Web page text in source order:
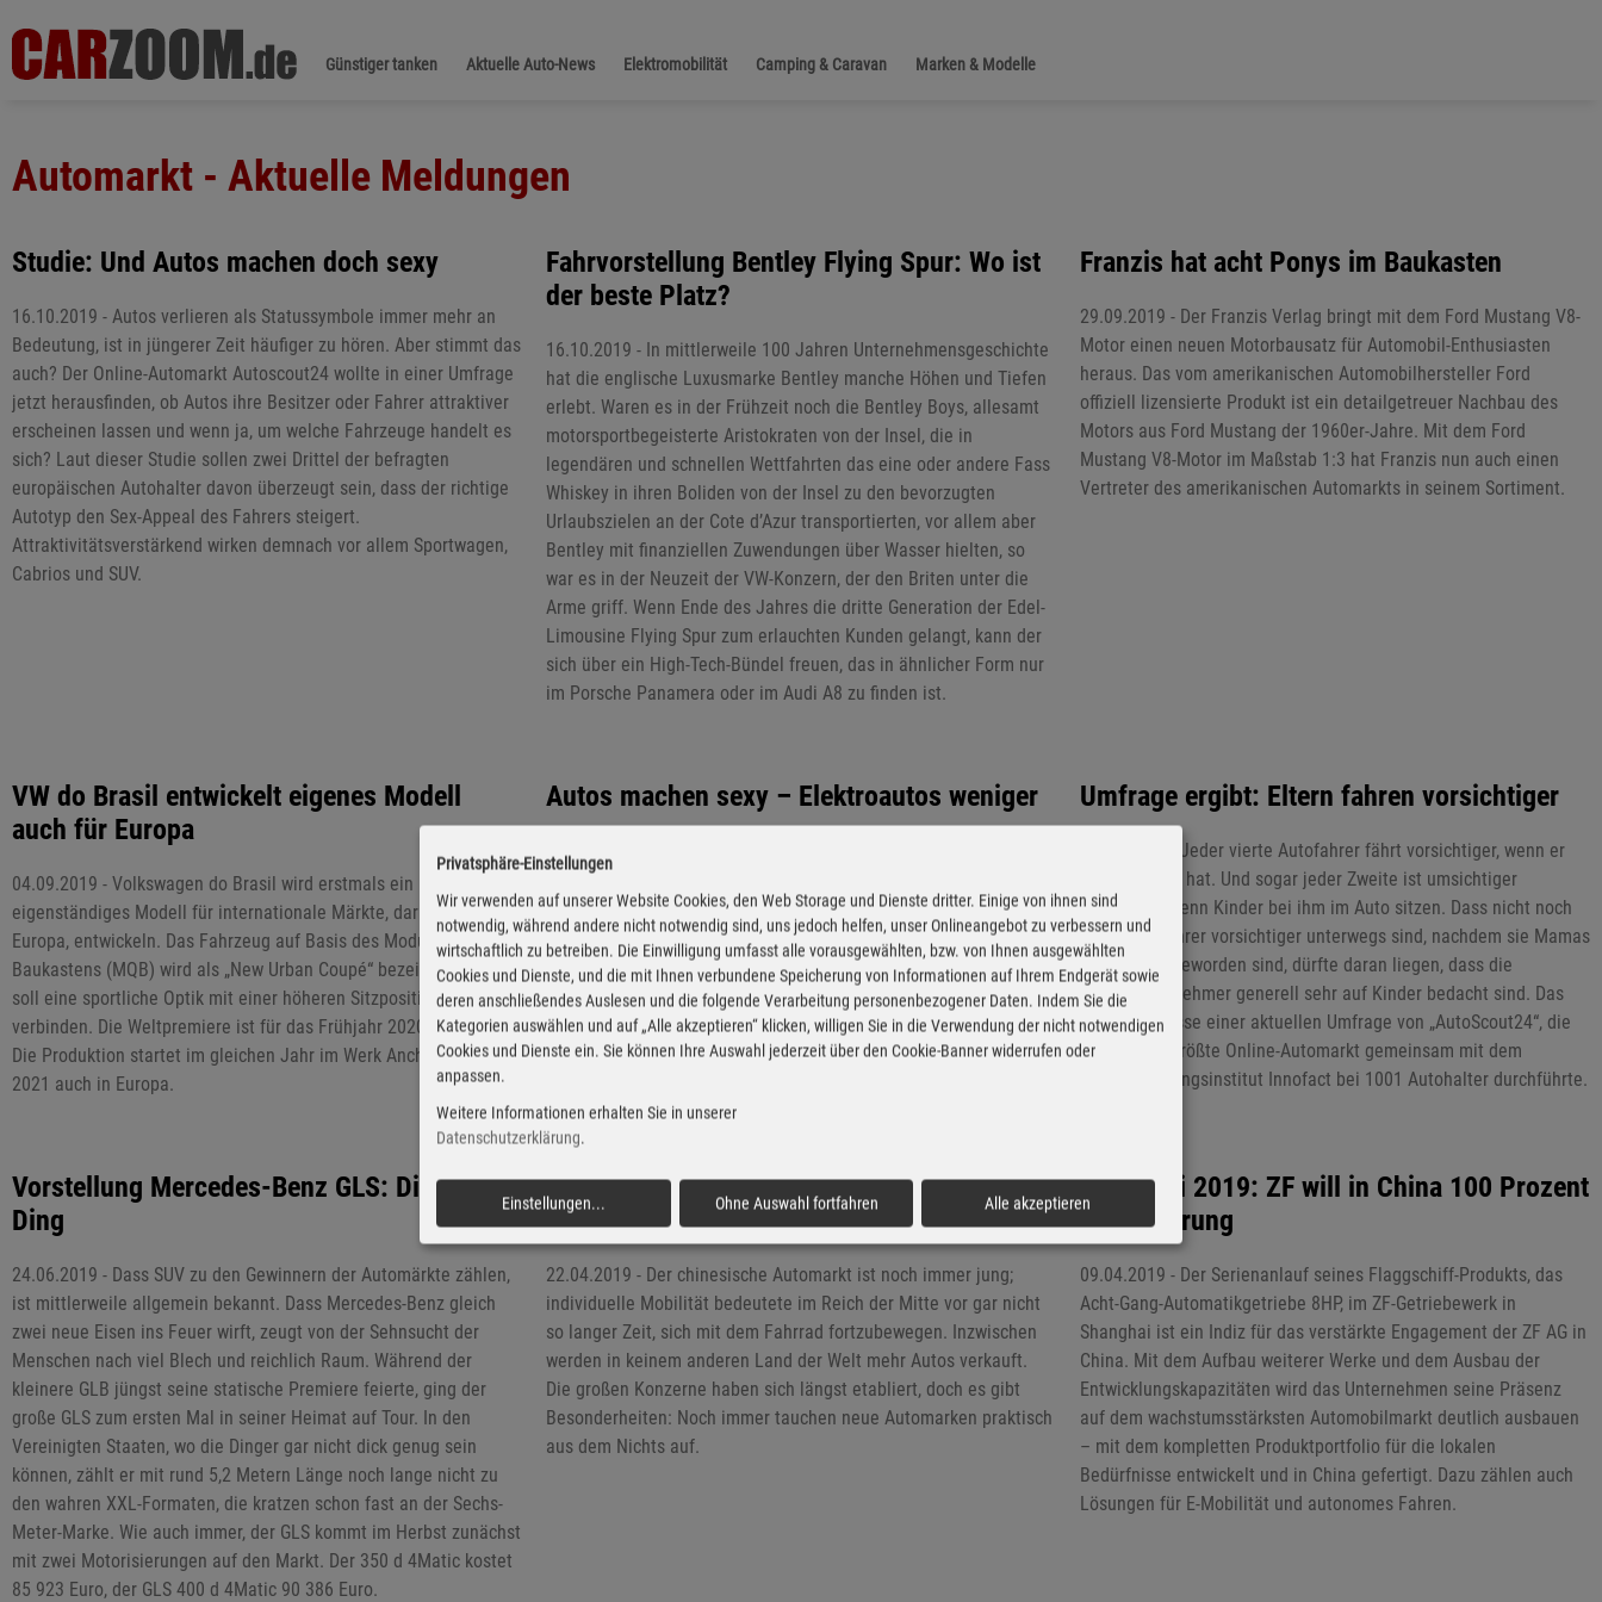
Günstiger tanken Aktuelle Auto-News Elektromobilität Camping & Caravan Marken & Modelle
Automarkt - Aktuelle Meldungen
Studie: Und Autos machen doch sexy
16.10.2019 - Autos verlieren als Statussymbole immer mehr an
Bedeutung, ist in jüngerer Zeit häufiger zu hören. Aber stimmt das
auch? Der Online-Automarkt Autoscout24 wollte in einer Umfrage
jetzt herausfinden, ob Autos ihre Besitzer oder Fahrer attraktiver
erscheinen lassen und wenn ja, um welche Fahrzeuge handelt es
sich? Laut dieser Studie sollen zwei Drittel der befragten
europäischen Autohalter davon überzeugt sein, dass der richtige
Autotyp den Sex-Appeal des Fahrers steigert.
Attraktivitätsverstärkend wirken demnach vor allem Sportwagen,
Cabrios und SUV.
Fahrvorstellung Bentley Flying Spur: Wo ist
der beste Platz?
16.10.2019 - In mittlerweile 100 Jahren Unternehmensgeschichte
hat die englische Luxusmarke Bentley manche Höhen und Tiefen
erlebt. Waren es in der Frühzeit noch die Bentley Boys, allesamt
motorsportbegeisterte Aristokraten von der Insel, die in
legendären und schnellen Wettfahrten das eine oder andere Fass
Whiskey in ihren Boliden von der Insel zu den bevorzugten
Urlaubszielen an der Cote d’Azur transportierten, vor allem aber
Bentley mit finanziellen Zuwendungen über Wasser hielten, so
war es in der Neuzeit der VW-Konzern, der den Briten unter die
Arme griff. Wenn Ende des Jahres die dritte Generation der Edel-
Limousine Flying Spur zum erlauchten Kunden gelangt, kann der
sich über ein High-Tech-Bündel freuen, das in ähnlicher Form nur
im Porsche Panamera oder im Audi A8 zu finden ist.
Franzis hat acht Ponys im Baukasten
29.09.2019 - Der Franzis Verlag bringt mit dem Ford Mustang V8-
Motor einen neuen Motorbausatz für Automobil-Enthusiasten
heraus. Das vom amerikanischen Automobilhersteller Ford
offiziell lizensierte Produkt ist ein detailgetreuer Nachbau des
Motors aus Ford Mustang der 1960er-Jahre. Mit dem Ford
Mustang V8-Motor im Maßstab 1:3 hat Franzis nun auch einen
Vertreter des amerikanischen Automarkts in seinem Sortiment.
VW do Brasil entwickelt eigenes Modell
auch für Europa
04.09.2019 - Volkswagen do Brasil wird erstmals ein
eigenständiges Modell für internationale Märkte, darunter auch
Europa, entwickeln. Das Fahrzeug auf Basis des Modularen Quer-
Baukastens (MQB) wird als „New Urban Coupé“ bezeichnet und
soll eine sportliche Optik mit einer höheren Sitzposition
verbinden. Die Weltpremiere ist für das Frühjahr 2020 geplant.
Die Produktion startet im gleichen Jahr im Werk Anchieta und ab
2021 auch in Europa.
Autos machen sexy – Elektroautos weniger
21.08.2019 - Autos bleiben in Europa Statussymbole. Zwei Drittel
der europäischen Autohalter sind überzeugt, dass vor allem
Sportwagen und Cabrios die Attraktivität ihrer Fahrer für ihr
Umfeld steigern. Elektroautos üben allerdings nur mäßig Einfluss
auf die Anziehungskraft ihrer Besitzer aus. Nur in Spanien ist das
anders: Dort punktet der Fahrer eines Stromers. Aber auch SUV
lassen den Spanier sexier erscheinen. Ein Ergebnis der
Trendstudie von „AutoScout24“ und „innofact“: Deutschlands
Umfrage ergibt: Eltern fahren vorsichtiger
11.07.2019 - Jeder vierte Autofahrer fährt vorsichtiger, wenn er
selbst Kinder hat. Und sogar jeder Zweite ist umsichtiger
unterwegs, wenn Kinder bei ihm im Auto sitzen. Dass nicht noch
mehr Autofahrer vorsichtiger unterwegs sind, nachdem sie Mamas
oder Papas geworden sind, dürfte daran liegen, dass die
Verkehrsteilnehmer generell sehr auf Kinder bedacht sind. Das
sind Ergebnisse einer aktuellen Umfrage von „AutoScout24“, die
europaweit größte Online-Automarkt gemeinsam mit dem
Marktforschungsinstitut Innofact bei 1001 Autohalter durchführte.
Vorstellung Mercedes-Benz GLS: Dickes
Ding
24.06.2019 - Dass SUV zu den Gewinnern der Automärkte zählen,
ist mittlerweile allgemein bekannt. Dass Mercedes-Benz gleich
zwei neue Eisen ins Feuer wirft, zeugt von der Sehnsucht der
Menschen nach viel Blech und reichlich Raum. Während der
kleinere GLB jüngst seine statische Premiere feierte, ging der
große GLS zum ersten Mal in seiner Heimat auf Tour. In den
Vereinigten Staaten, wo die Dinger gar nicht dick genug sein
können, zählt er mit rund 5,2 Metern Länge noch lange nicht zu
den wahren XXL-Formaten, die kratzen schon fast an der Sechs-
Meter-Marke. Wie auch immer, der GLS kommt im Herbst zunächst
mit zwei Motorisierungen auf den Markt. Der 350 d 4Matic kostet
85 923 Euro, der GLS 400 d 4Matic 90 386 Euro.
Shanghai 2019: Mit Automarken aus dem
Nichts
22.04.2019 - Der chinesische Automarkt ist noch immer jung;
individuelle Mobilität bedeutete im Reich der Mitte vor gar nicht
so langer Zeit, sich mit dem Fahrrad fortzubewegen. Inzwischen
werden in keinem anderen Land der Welt mehr Autos verkauft.
Die großen Konzerne haben sich längst etabliert, doch es gibt
Besonderheiten: Noch immer tauchen neue Automarken praktisch
aus dem Nichts auf.
Shanghai 2019: ZF will in China 100 Prozent
Lokalisierung
09.04.2019 - Der Serienanlauf seines Flaggschiff-Produkts, das
Acht-Gang-Automatikgetriebe 8HP, im ZF-Getriebewerk in
Shanghai ist ein Indiz für das verstärkte Engagement der ZF AG in
China. Mit dem Aufbau weiterer Werke und dem Ausbau der
Entwicklungskapazitäten wird das Unternehmen seine Präsenz
auf dem wachstumsstärksten Automobilmarkt deutlich ausbauen
– mit dem kompletten Produktportfolio für die lokalen
Bedürfnisse entwickelt und in China gefertigt. Dazu zählen auch
Lösungen für E-Mobilität und autonomes Fahren.
Privatsphäre-Einstellungen
Wir verwenden auf unserer Website Cookies, den Web Storage und Dienste dritter. Einige von ihnen sind
notwendig, während andere nicht notwendig sind, uns jedoch helfen, unser Onlineangebot zu verbessern und
wirtschaftlich zu betreiben. Die Einwilligung umfasst alle vorausgewählten, bzw. von Ihnen ausgewählten
Cookies und Dienste, und die mit Ihnen verbundene Speicherung von Informationen auf Ihrem Endgerät sowie
deren anschließendes Auslesen und die folgende Verarbeitung personenbezogener Daten. Indem Sie die
Kategorien auswählen und auf „Alle akzeptieren“ klicken, willigen Sie in die Verwendung der nicht notwendigen
Cookies und Dienste ein. Sie können Ihre Auswahl jederzeit über den Cookie-Banner widerrufen oder
anpassen.
Weitere Informationen erhalten Sie in unserer
Datenschutzerklärung.
Einstellungen... Ohne Auswahl fortfahren Alle akzeptieren